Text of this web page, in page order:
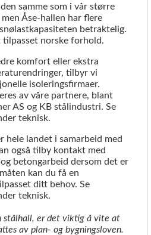
samme som i vår større
Åse-hallen har flere
betraktelig.
tilpasset norske forhold.
komfort eller ekstra
tilbyr vi
isoleringsfirmaer.
av våre partnere, blant
AS og KB stålindustri. Se
teknisk.
hele landet i samarbeid med
også tilby kontakt med
betongarbeid dersom det er
kan du få en
ditt behov. Se
teknisk.
stålhall, er det viktig å vite at
av plan- og bygningsloven.